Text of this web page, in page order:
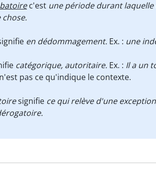
c'est une période durant
en dédommagement. Ex. : une
catégorique, autoritaire. Ex. : Il a un
pas ce qu'indique le contexte.
signifie ce qui relève d'une